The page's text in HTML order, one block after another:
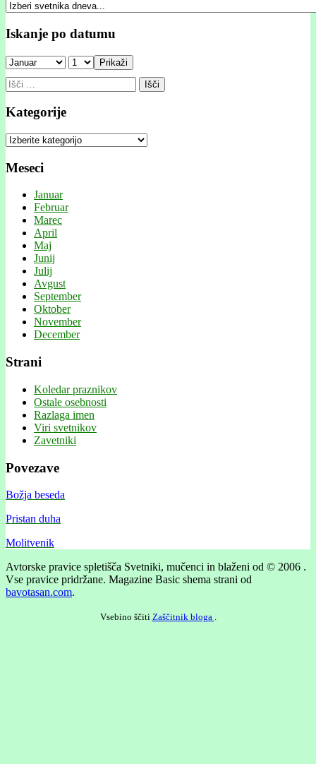
Iskanje po datumu
Prikaži
Išči:
Kategorije
Kategorije
Meseci
Januar
Februar
Marec
April
Maj
Junij
Julij
Avgust
September
Oktober
November
December
Strani
Koledar praznikov
Ostale osebnosti
Razlaga imen
Viri svetnikov
Zavetniki
Povezave
Božja beseda
Pristan duha
Molitvenik
Avtorske pravice spletišča Svetniki, mučenci in blaženi od © 2006 .
Vse pravice pridržane. Magazine Basic shema strani od
bavotasan.com.
Vsebino ščiti Zaščitnik bloga .